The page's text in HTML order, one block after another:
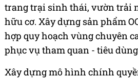
trang trại sinh thái, vườn trải
hữu cơ. Xây dựng sản phẩm
hợp quy hoạch vùng chuyên
phục vụ tham quan - tiêu
Xây dựng mô hình chính